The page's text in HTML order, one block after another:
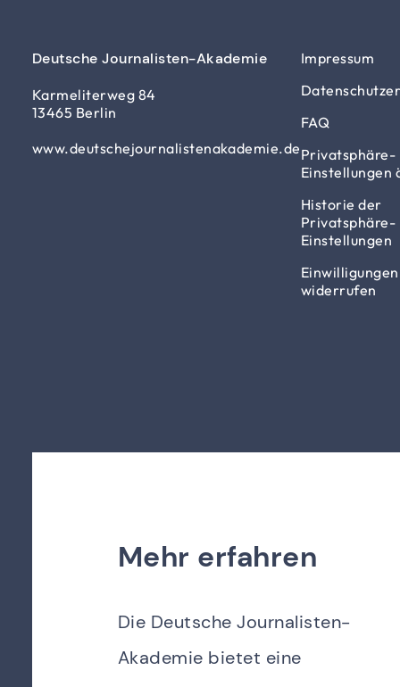
Deutsche Journalisten-Akademie
Karmeliterweg 84
13465 Berlin
www.deutschejournalistenakademie.de
Impressum
FAQ
Privatsphäre-
Einstellungen
Historie der
Privatsphäre-
Einstellungen
Einwilligungen
widerrufen
Mehr erfahren
Die Deutsche Journalisten-
Akademie bietet eine